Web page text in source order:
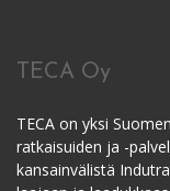
TECA Oy
TECA on yksi
ratkaisuiden ja -
kansainvälistä